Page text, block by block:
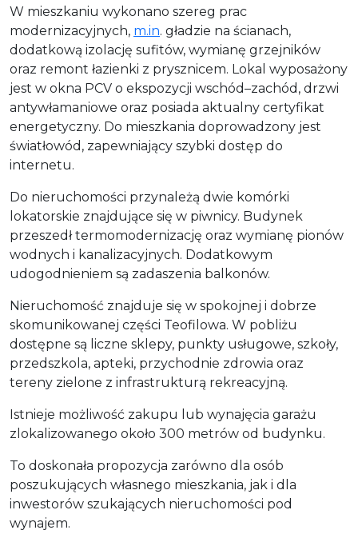
W mieszkaniu wykonano szereg prac
modernizacyjnych, m.in. gładzie na ścianach,
dodatkową izolację sufitów, wymianę grzejników
oraz remont łazienki z prysznicem. Lokal wyposażony
jest w okna PCV o ekspozycji wschód–zachód, drzwi
antywłamaniowe oraz posiada aktualny certyfikat
energetyczny. Do mieszkania doprowadzony jest
światłowód, zapewniający szybki dostęp do
internetu.
Do nieruchomości przynależą dwie komórki
lokatorskie znajdujące się w piwnicy. Budynek
przeszedł termomodernizację oraz wymianę pionów
wodnych i kanalizacyjnych. Dodatkowym
udogodnieniem są zadaszenia balkonów.
Nieruchomość znajduje się w spokojnej i dobrze
skomunikowanej części Teofilowa. W pobliżu
dostępne są liczne sklepy, punkty usługowe, szkoły,
przedszkola, apteki, przychodnie zdrowia oraz
tereny zielone z infrastrukturą rekreacyjną.
Istnieje możliwość zakupu lub wynajęcia garażu
zlokalizowanego około 300 metrów od budynku.
To doskonała propozycja zarówno dla osób
poszukujących własnego mieszkania, jak i dla
inwestorów szukających nieruchomości pod
wynajem.